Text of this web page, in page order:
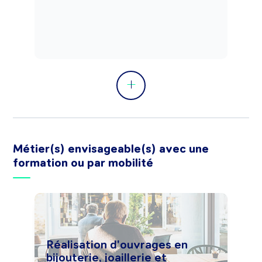
Métier(s) envisageable(s) avec une
formation ou par mobilité
Réalisation d'ouvrages en
bijouterie, joaillerie et